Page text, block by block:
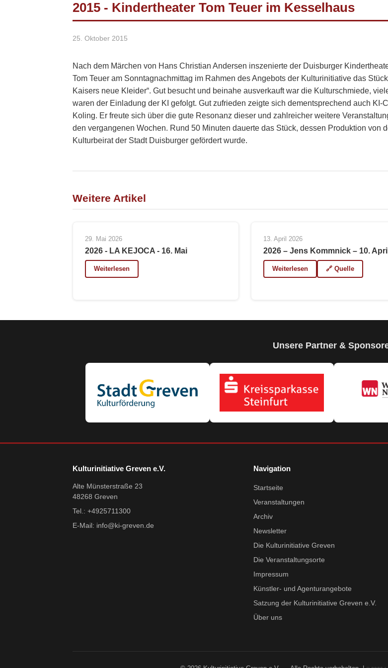
2015 - Kindertheater Tom Teuer im Kesselhaus
25. Oktober 2015
Nach dem Märchen von Hans Christian Andersen inszenierte der Duisburger
Tom Teuer am Sonntagnachmittag im Rahmen des Angebots der Kulturinitiative das
Kaisers neue Kleider“. Gut besucht und beinahe ausverkauft war die Kulturschmiede,
waren der Einladung der KI gefolgt. Gut zufrieden zeigte sich dementsprechend auch KI-
Koling. Er freute sich über die gute Resonanz dieser und zahlreicher weitere
den vergangenen Wochen. Rund 50 Minuten dauerte das Stück, dessen Produktion von
Kulturbeirat der Stadt Duisburger gefördert wurde.
Weitere Artikel
29. Mai 2026
2026 - LA KEJOCA - 16. Mai
Weiterlesen
13. April 2026
2026 – Jens Kommnick – 10. April
Weiterlesen 🔗 Quelle
Unsere Partner &
Kulturinitiative Greven e.V.
Alte Münsterstraße 23
48268 Greven
Tel.: +4925711300
E-Mail: info@ki-greven.de
Navigation
Startseite
Veranstaltungen
Archiv
Newsletter
Die Kulturinitiative Greven
Die Veranstaltungsorte
Impressum
Künstler- und Agenturangebote
Satzung der Kulturinitiative Greven e.V.
Über uns